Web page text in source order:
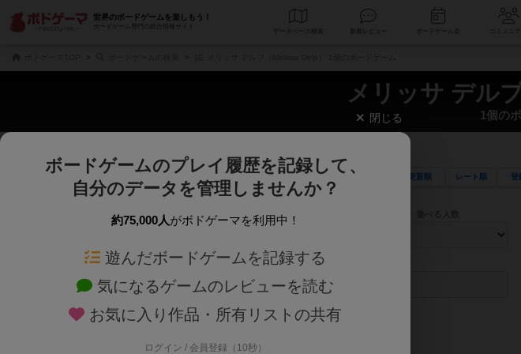
世界のボードゲームを楽しもう！
ボードゲーム専門の総合情報サイト
データベース
メリッサ デル
1個の
じっくり表示 更新順 レート順 登
商品名、商品説明文、デザイナー名、テーマ名、メカニクス名を対象にフリーワード検索ができます。
ゲームデザイナー名を指定して検索できます。
ゲームデザイナー
対象年齢を指定します。 世界観や登場人物などモチーフ・ストーリーを指定する
テーマ/フレーバー
閉じる
ボードゲームのプレイ履歴を記録して、
自分のデータを管理しませんか？
約75,000人がボドゲーマを利用中！
遊んだボードゲームを記録する
気になるゲームのレビューを読む
お気に入り作品・所有リストの共有
ログイン / 会員登録（10秒）